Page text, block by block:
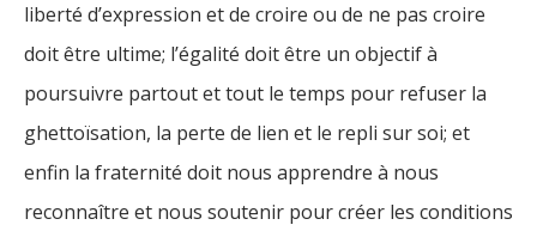
liberté d’expression et de croire ou de ne pas croire
doit être ultime; l’égalité doit être un objectif à
poursuivre partout et tout le temps pour refuser la
ghettoïsation, la perte de lien et le repli sur soi; et
enfin la fraternité doit nous apprendre à nous
reconnaître et nous soutenir pour créer les conditions